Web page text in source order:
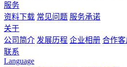
服务
资料下载 常见问题 服务承诺
关于
公司简介 发展历程 企业相册 合作客
联系
Language